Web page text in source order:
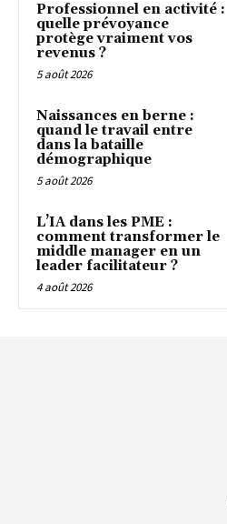
Professionnel en activité :
quelle prévoyance
protège vraiment vos
revenus ?
5 août 2026
Naissances en berne :
quand le travail entre
dans la bataille
démographique
5 août 2026
L’IA dans les PME :
comment transformer le
middle manager en un
leader facilitateur ?
4 août 2026